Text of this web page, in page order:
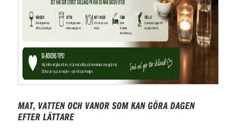
MAT, VATTEN OCH VANOR SOM KAN GÖRA DAGEN
EFTER LÄTTARE